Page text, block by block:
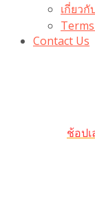
เกี่ยวกั
Contact Us
ช้อปเ